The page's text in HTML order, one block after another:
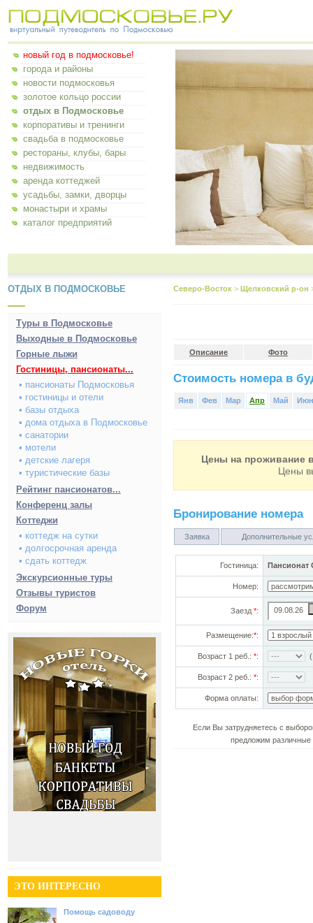
новый год в подмосковье!
города и районы
новости подмосковья
золотое кольцо россии
отдых в Подмосковье
корпоративы и тренинги
свадьба в подмосковье
рестораны, клубы, бары
недвижимость
аренда коттеджей
усадьбы, замки, дворцы
монастыри и храмы
каталог предприятий
ОТДЫХ В ПОДМОСКОВЬЕ
Туры в Подмосковье
Выходные в Подмосковье
Горные лыжи
Гостиницы, пансионаты...
• пансионаты Подмосковья
• гостиницы и отели
• базы отдыха
• дома отдыха в Подмосковье
• санатории
• мотели
• детские лагеря
• туристические базы
Рейтинг пансионатов...
Конференц залы
Коттеджи
• коттедж на сутки
• долгосрочная аренда
• сдать коттедж
Экскурсионные туры
Отзывы туристов
Форум
ЭТО ИНТЕРЕСНО
Помощь садоводу
Северо-Восток > Щелковский р-он
Описание Фото
Стоимость номера в
Янв Фев Мар Апр Май Июн
Цены на проживание
Цены
Бронирование номера
Заявка Дополнительные
Гостиница:
Номер:
Заезд *:
Размещение:*:
Возраст 1 реб.: *:
Возраст 2 реб.: *:
Форма оплаты:
Если Вы затрудняетесь с
предложим различные